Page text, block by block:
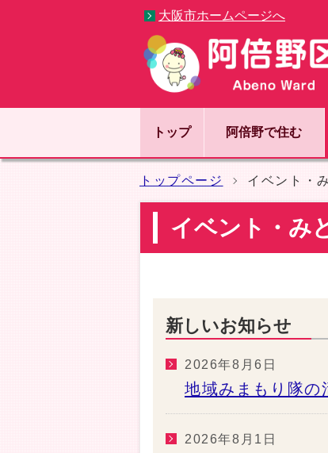
大阪市ホームページへ
トップ 阿倍野で住む
トップページ イベント・
イベント・み
新しいお知らせ
2026年8月6日
地域みまもり隊の
2026年8月1日